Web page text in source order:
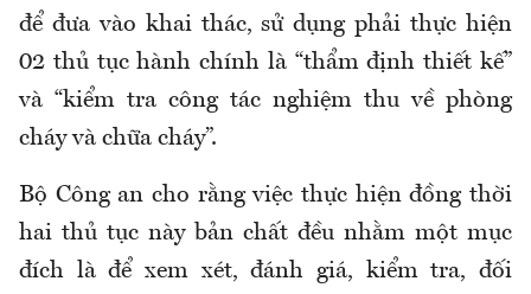
để đưa vào khai thác, sử dụng phải thực hiện
02 thủ tục hành chính là “thẩm định thiết kế”
và “kiểm tra công tác nghiệm thu về phòng
cháy và chữa cháy”.
Bộ Công an cho rằng việc thực hiện đồng thời
hai thủ tục này bản chất đều nhằm một mục
đích là để xem xét, đánh giá, kiểm tra, đối